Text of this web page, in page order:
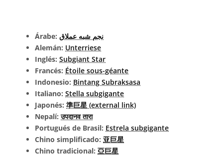
Árabe: نجم شبه عملاق
Alemán: Unterriese
Inglés: Subgiant Star
Francés: Étoile sous-géante
Indonesio: Bintang Subraksasa
Italiano: Stella subgigante
Japonés: 準巨星 (external link)
Nepalí:उपदानव तारा
Portugués de Brasil: Estrela subgigante
Chino simplificado: 亚巨星
Chino tradicional: 亞巨星